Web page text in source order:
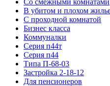
Со смежными комнатами
В убитом и плохом
С проходной комнатой
Бизнес класса
Коммуналки
Серия п44т
Серия п44
Типа П-68-03
Застройка 2-18-12
Для пенсионеров